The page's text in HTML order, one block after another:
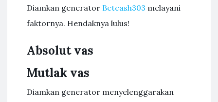
Diamkan generator Betcash303 melayani
faktornya. Hendaknya lulus!
Absolut vas
Mutlak vas
Diamkan generator menyelenggarakan